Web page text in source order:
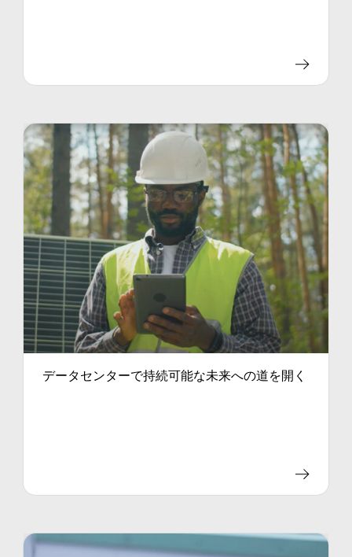
データセンターで持続可能な未来への道を開く